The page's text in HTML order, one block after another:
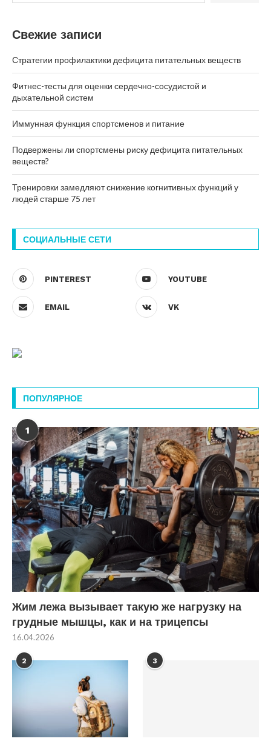
Свежие записи
Стратегии профилактики дефицита питательных веществ
Фитнес-тесты для оценки сердечно-сосудистой и
дыхательной систем
Иммунная функция спортсменов и питание
Подвержены ли спортсмены риску дефицита питательных
веществ?
Тренировки замедляют снижение когнитивных функций у
людей старше 75 лет
СОЦИАЛЬНЫЕ СЕТИ
PINTEREST YOUTUBE
EMAIL VK
ПОПУЛЯРНОЕ
1
Жим лежа вызывает такую же нагрузку на
грудные мышцы, как и на трицепсы
16.04.2026
2 3